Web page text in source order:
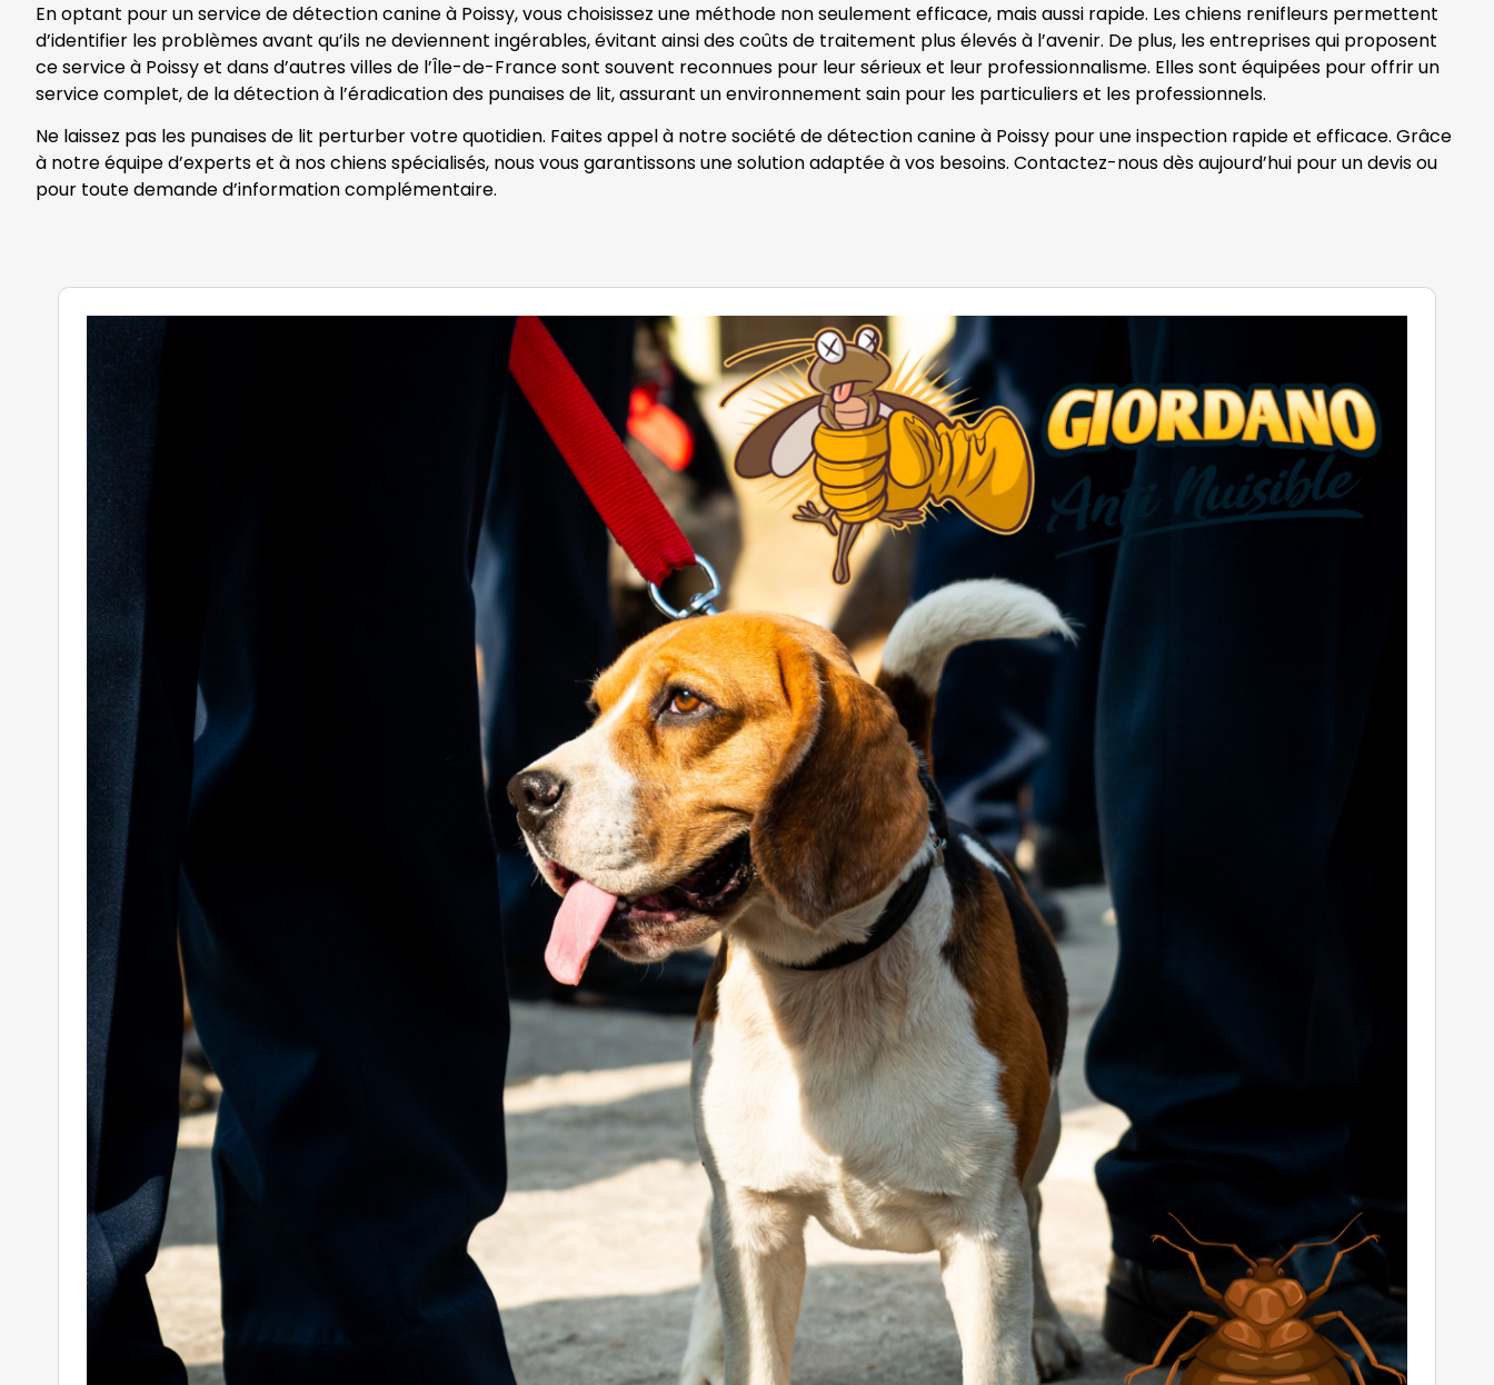
En optant pour un service de détection canine à Poissy, vous choisissez une méthode non seulement efficace, mais aussi rapide. Les chiens renifleurs permettent
d’identifier les problèmes avant qu’ils ne deviennent ingérables, évitant ainsi des coûts de traitement plus élevés à l’avenir. De plus, les entreprises qui proposent
ce service à Poissy et dans d’autres villes de l’Île-de-France sont souvent reconnues pour leur sérieux et leur professionnalisme. Elles sont équipées pour offrir un
service complet, de la détection à l’éradication des punaises de lit, assurant un environnement sain pour les particuliers et les professionnels.
Ne laissez pas les punaises de lit perturber votre quotidien. Faites appel à notre société de détection canine à Poissy pour une inspection rapide et efficace. Grâce
à notre équipe d’experts et à nos chiens spécialisés, nous vous garantissons une solution adaptée à vos besoins. Contactez-nous dès aujourd’hui pour un devis ou
pour toute demande d’information complémentaire.